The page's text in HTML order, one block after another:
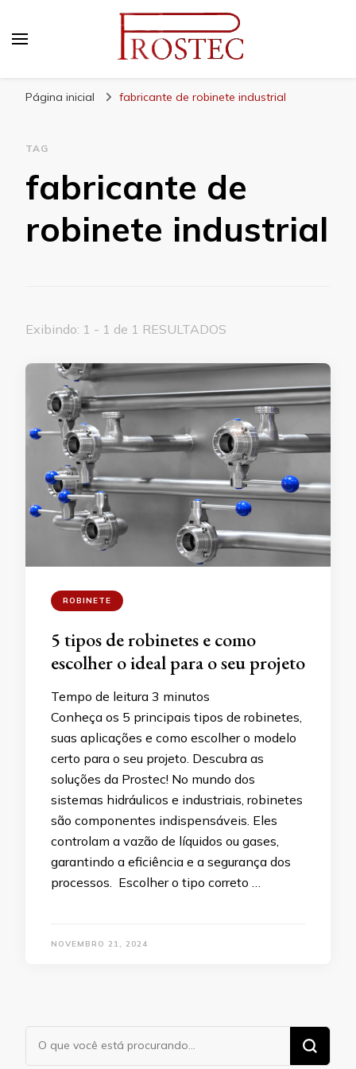
Página inicial fabricante de robinete industrial
TAG
fabricante de
robinete industrial
Exibindo: 1 - 1 de 1 RESULTADOS
ROBINETE
5 tipos de robinetes e como
escolher o ideal para o seu projeto
Tempo de leitura 3 minutos
Conheça os 5 principais tipos de robinetes,
suas aplicações e como escolher o modelo
certo para o seu projeto. Descubra as
soluções da Prostec! No mundo dos
sistemas hidráulicos e industriais, robinetes
são componentes indispensáveis. Eles
controlam a vazão de líquidos ou gases,
garantindo a eficiência e a segurança dos
processos. Escolher o tipo correto …
NOVEMBRO 21, 2024
Procurando
algo?